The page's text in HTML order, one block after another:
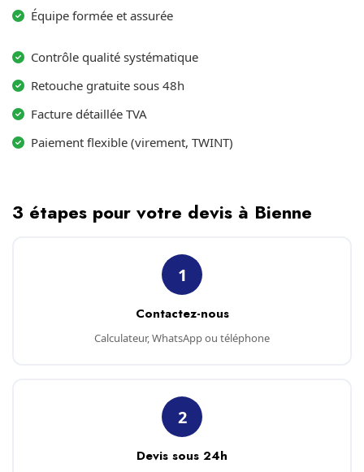
Équipe formée et assurée
Contrôle qualité systématique
Retouche gratuite sous 48h
Facture détaillée TVA
Paiement flexible (virement, TWINT)
3 étapes pour votre devis à Bienne
1
Contactez-nous
Calculateur, WhatsApp ou téléphone
2
Devis sous 24h